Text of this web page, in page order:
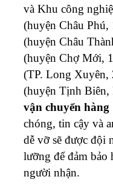
và Khu công
(huyện Châu
(huyện Châu
(huyện Chợ Mới,
(TP. Long Xuyên,
(huyện Tịnh Biên,
vận chuyển
chóng, tin cậy và
dễ vỡ sẽ được đội
lưỡng để đảm bảo
người nhận.